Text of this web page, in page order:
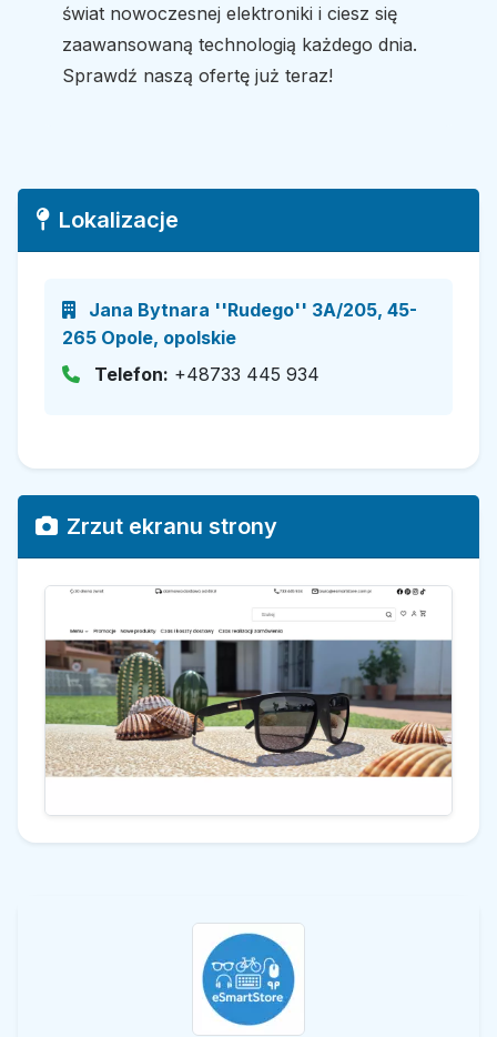
świat nowoczesnej elektroniki i ciesz się
zaawansowaną technologią każdego dnia.
Sprawdź naszą ofertę już teraz!
Lokalizacje
Jana Bytnara ''Rudego'' 3A/205, 45-
265 Opole, opolskie
Telefon: +48733 445 934
Zrzut ekranu strony